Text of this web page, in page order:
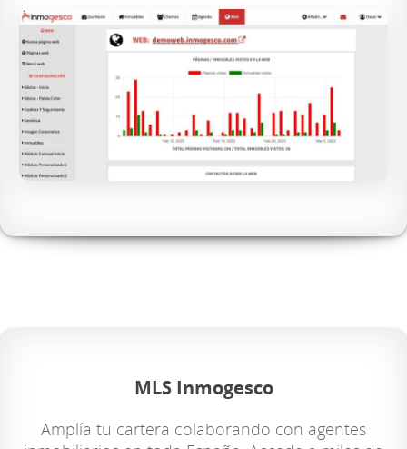
MLS Inmogesco
Amplía tu cartera colaborando con agentes